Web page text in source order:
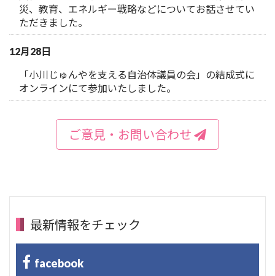
災、教育、エネルギー戦略などについてお話させてい
ただきました。
12月28日
「小川じゅんやを支える自治体議員の会」の結成式に
オンラインにて参加いたしました。
ご意見・お問い合わせ
最新情報をチェック
facebook